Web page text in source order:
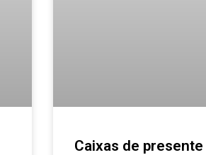
Caixas de presente